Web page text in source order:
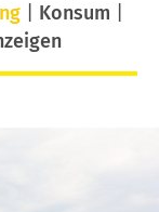
Konsum